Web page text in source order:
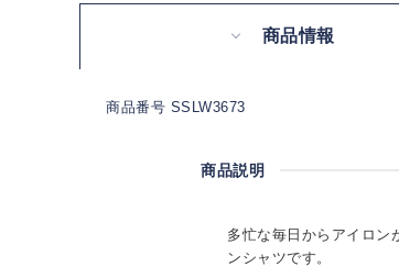
商品情報
商品番号 SSLW3673
商品説明
多忙な毎日からアイロン
ンシャツです。